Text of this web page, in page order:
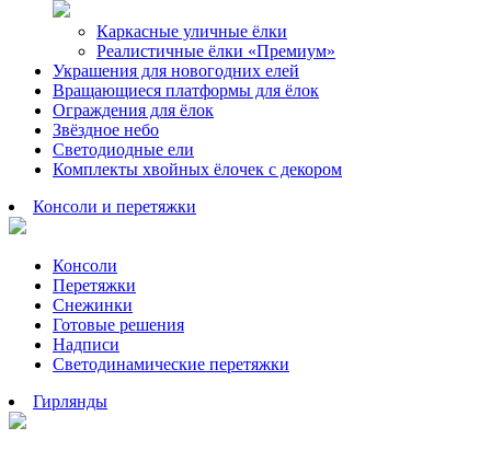
Каркасные уличные ёлки
Реалистичные ёлки «Премиум»
Украшения для новогодних елей
Вращающиеся платформы для ёлок
Ограждения для ёлок
Звёздное небо
Светодиодные ели
Комплекты хвойных ёлочек с декором
Консоли и перетяжки
Консоли
Перетяжки
Снежинки
Готовые решения
Надписи
Светодинамические перетяжки
Гирлянды